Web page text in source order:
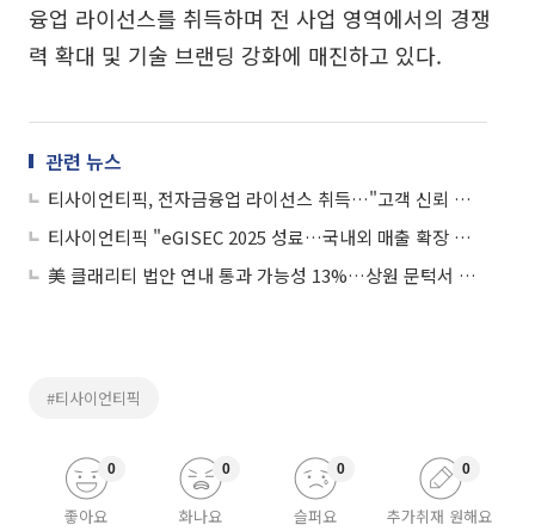
융업 라이선스를 취득하며 전 사업 영역에서의 경쟁
력 확대 및 기술 브랜딩 강화에 매진하고 있다.
관련 뉴스
티사이언티픽, 전자금융업 라이선스 취득…"고객 신뢰 확보 및 사업 시너지 창출"
티사이언티픽 "eGISEC 2025 성료…국내외 매출 확장 기회 열려"
美 클래리티 법안 연내 통과 가능성 13%…상원 문턱서 제동
#티사이언티픽
좋아요
0
화나요
0
슬퍼요
0
추가취재 원해요
0